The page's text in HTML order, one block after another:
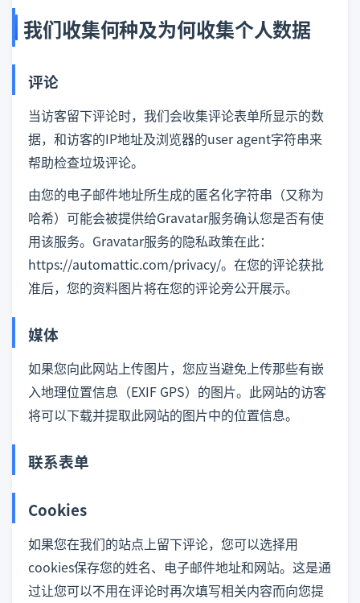
我们收集何种及为何收集个人数据
评论
当访客留下评论时，我们会收集评论表单所显示的数
据，和访客的IP地址及浏览器的user agent字符串来
帮助检查垃圾评论。
由您的电子邮件地址所生成的匿名化字符串（又称为
哈希）可能会被提供给Gravatar服务确认您是否有使
用该服务。Gravatar服务的隐私政策在此：
https://automattic.com/privacy/。在您的评论获批
准后，您的资料图片将在您的评论旁公开展示。
媒体
如果您向此网站上传图片，您应当避免上传那些有嵌
入地理位置信息（EXIF GPS）的图片。此网站的访客
将可以下载并提取此网站的图片中的位置信息。
联系表单
Cookies
如果您在我们的站点上留下评论，您可以选择用
cookies保存您的姓名、电子邮件地址和网站。这是通
过让您可以不用在评论时再次填写相关内容而向您提